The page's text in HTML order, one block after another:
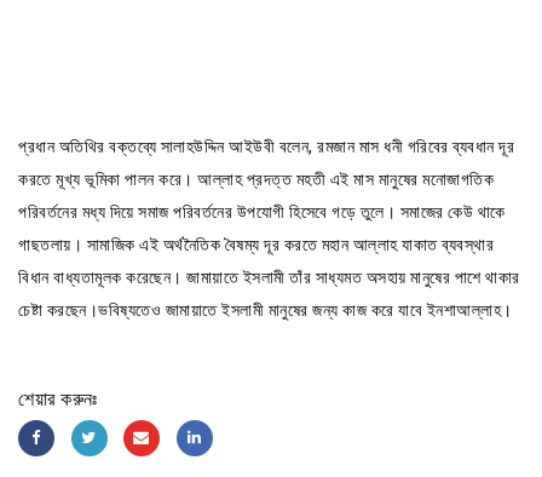
প্রধান অতিথির বক্তব্যে সালাহউদ্দিন আইউবী বলেন, রমজান মাস ধনী গরিবের ব্যবধান দূর
করতে মূখ্য ভূমিকা পালন করে। আল্লাহ প্রদত্ত মহতী এই মাস মানুষের মনোজাগতিক
পরিবর্তনের মধ্য দিয়ে সমাজ পরিবর্তনের উপযোগী হিসেবে গড়ে তুলে। সমাজের কেউ থাকে
গাছতলায়। সামাজিক এই অর্থনৈতিক বৈষম্য দূর করতে মহান আল্লাহ যাকাত ব্যবস্থার
বিধান বাধ্যতামূলক করেছেন। জামায়াতে ইসলামী তাঁর সাধ্যমত অসহায় মানুষের পাশে থাকার
চেষ্টা করছেন।ভবিষ্যতেও জামায়াতে ইসলামী মানুষের জন্য কাজ করে যাবে ইনশাআল্লাহ।
শেয়ার করুনঃ